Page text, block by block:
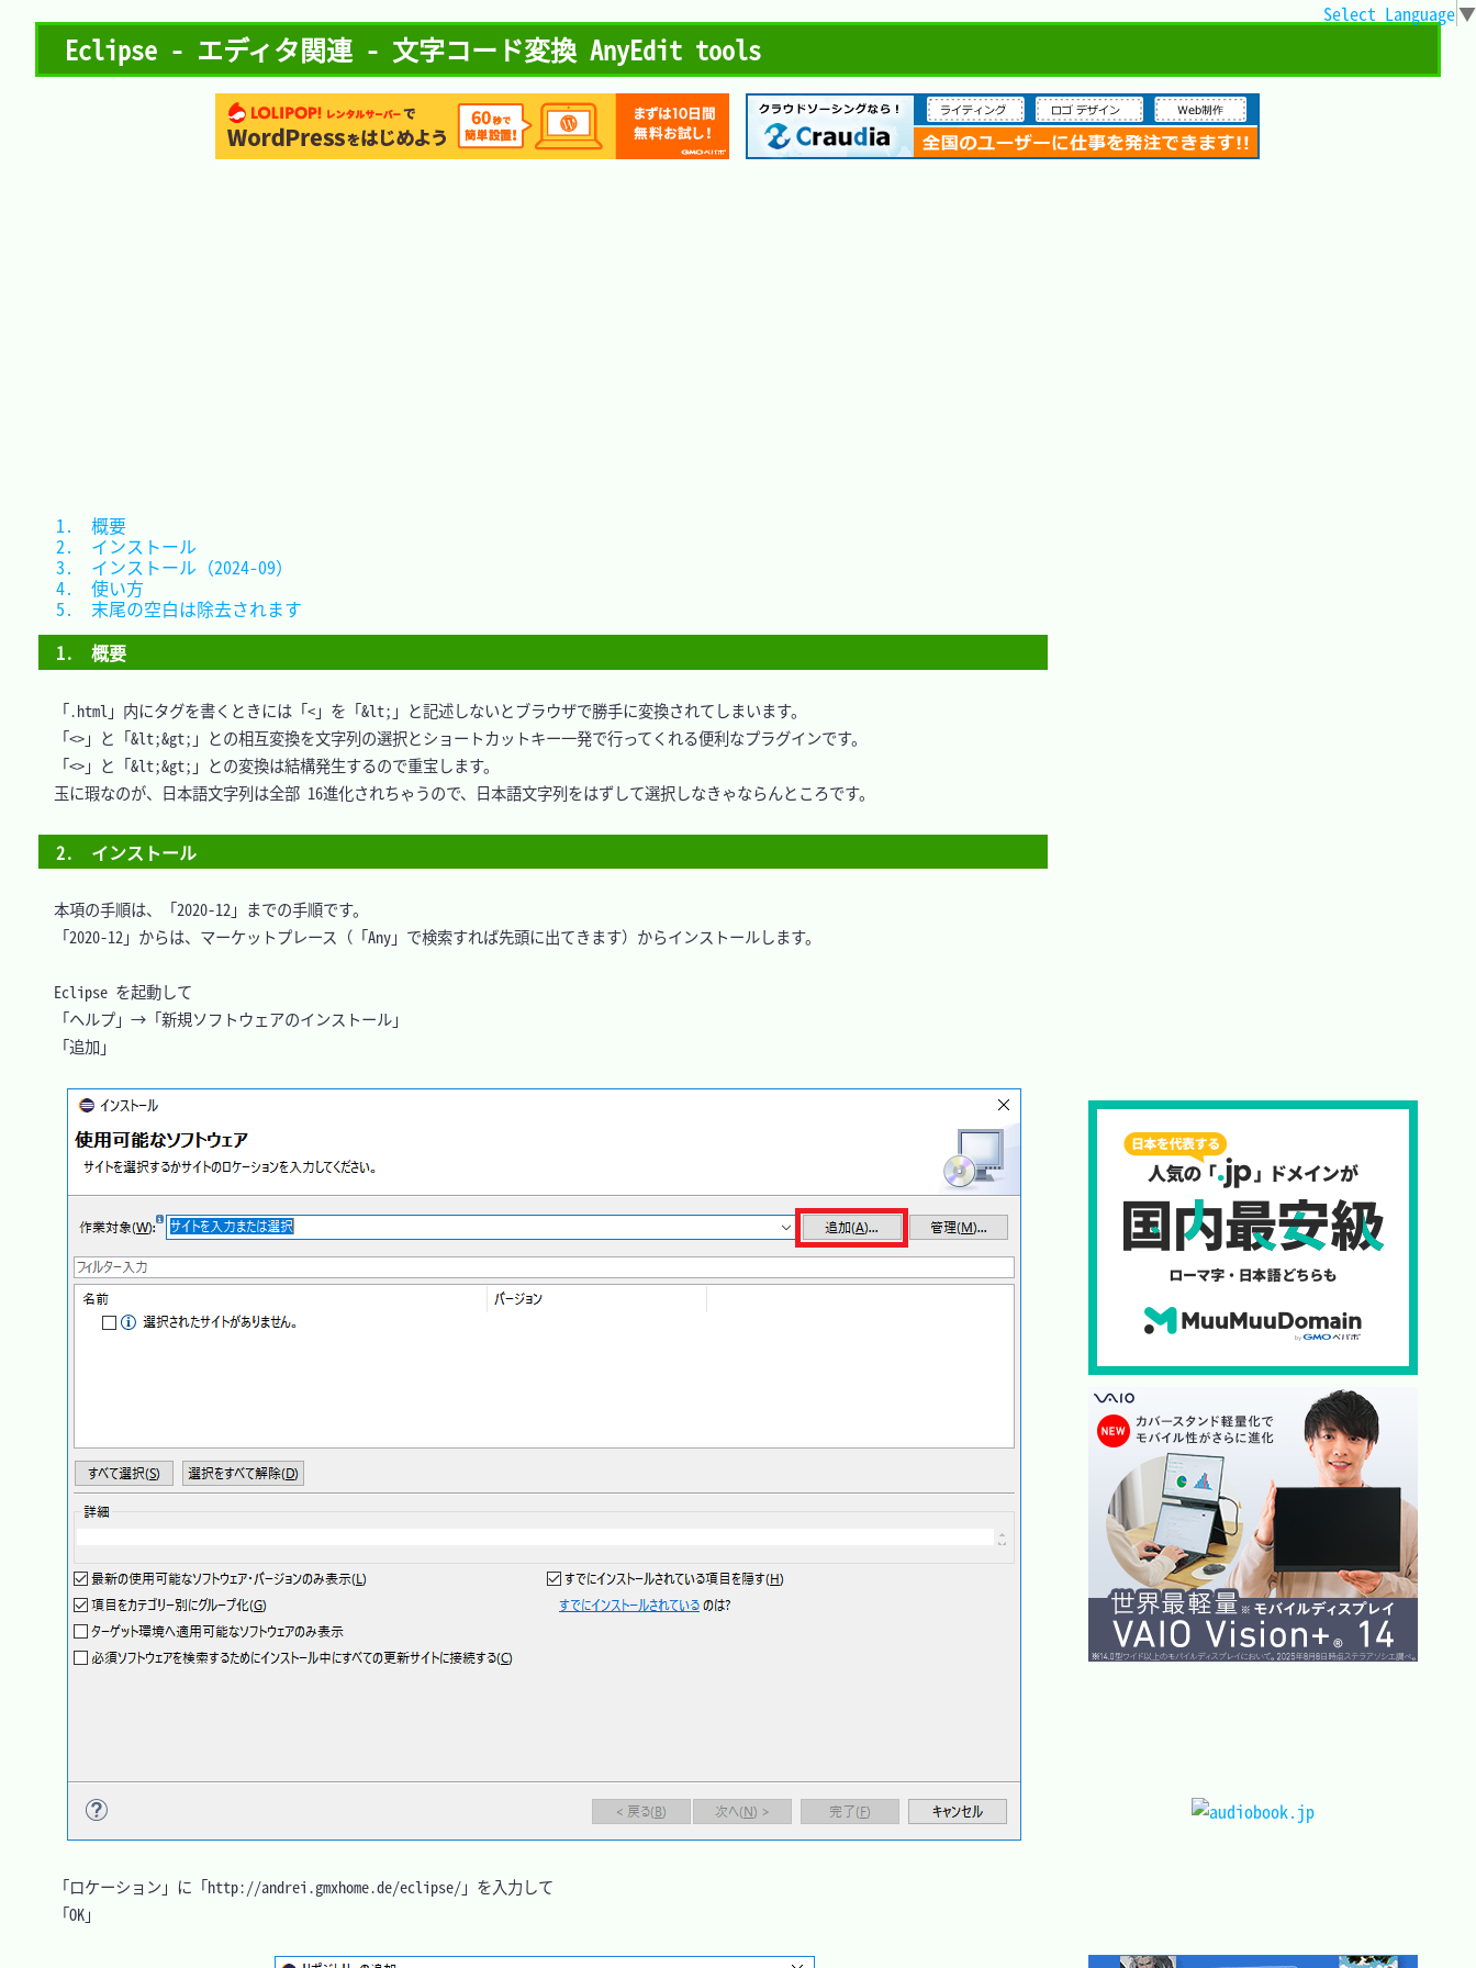
Eclipse - エディタ関連 - 文字コード変換 AnyEdit tools
Select Language▼
1.　概要
「.html」内にタグを書くときには「<」を「&lt;」と記述しないとブラウザで勝手に変換されてしまいます。
「<>」と「&lt;&gt;」との相互変換を文字列の選択とショートカットキー一発で行ってくれる便利なプラグインです。
「<>」と「&lt;&gt;」との変換は結構発生するので重宝します。
玉に瑕なのが、日本語文字列は全部 16進化されちゃうので、日本語文字列をはずして選択しなきゃならんところです。
2.　インストール
本項の手順は、「2020-12」までの手順です。
「2020-12」からは、マーケットプレース（「Any」で検索すれば先頭に出てきます）からインストールします。
Eclipse を起動して
「ヘルプ」→「新規ソフトウェアのインストール」
「追加」
「ロケーション」に「http://andrei.gmxhome.de/eclipse/」を入力して
「OK」